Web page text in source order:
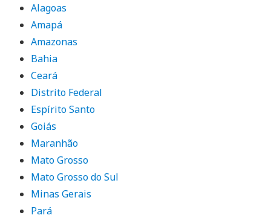
Alagoas
Amapá
Amazonas
Bahia
Ceará
Distrito Federal
Espírito Santo
Goiás
Maranhão
Mato Grosso
Mato Grosso do Sul
Minas Gerais
Pará